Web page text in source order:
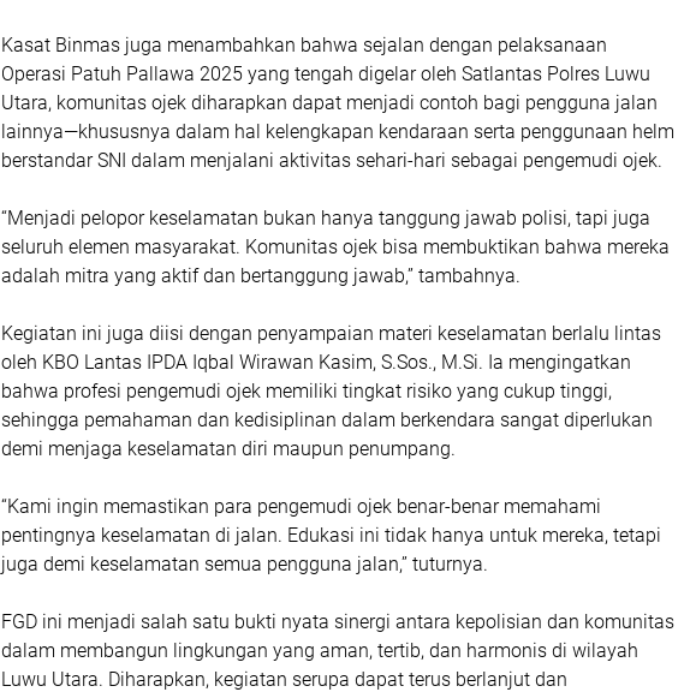
Kasat Binmas juga menambahkan bahwa sejalan dengan pelaksanaan
Operasi Patuh Pallawa 2025 yang tengah digelar oleh Satlantas Polres Luwu
Utara, komunitas ojek diharapkan dapat menjadi contoh bagi pengguna jalan
lainnya—khususnya dalam hal kelengkapan kendaraan serta penggunaan helm
berstandar SNI dalam menjalani aktivitas sehari-hari sebagai pengemudi ojek.
“Menjadi pelopor keselamatan bukan hanya tanggung jawab polisi, tapi juga
seluruh elemen masyarakat. Komunitas ojek bisa membuktikan bahwa mereka
adalah mitra yang aktif dan bertanggung jawab,” tambahnya.
Kegiatan ini juga diisi dengan penyampaian materi keselamatan berlalu lintas
oleh KBO Lantas IPDA Iqbal Wirawan Kasim, S.Sos., M.Si. Ia mengingatkan
bahwa profesi pengemudi ojek memiliki tingkat risiko yang cukup tinggi,
sehingga pemahaman dan kedisiplinan dalam berkendara sangat diperlukan
demi menjaga keselamatan diri maupun penumpang.
“Kami ingin memastikan para pengemudi ojek benar-benar memahami
pentingnya keselamatan di jalan. Edukasi ini tidak hanya untuk mereka, tetapi
juga demi keselamatan semua pengguna jalan,” tuturnya.
FGD ini menjadi salah satu bukti nyata sinergi antara kepolisian dan komunitas
dalam membangun lingkungan yang aman, tertib, dan harmonis di wilayah
Luwu Utara. Diharapkan, kegiatan serupa dapat terus berlanjut dan